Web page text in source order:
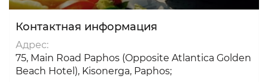
Контактная информация
Адрес:
75, Main Road Paphos (Opposite Atlantica Golden
Beach Hotel), Kisonerga, Paphos;